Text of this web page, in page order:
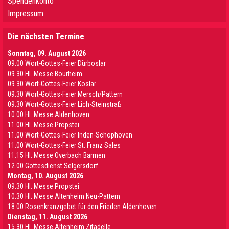
Impressum
Die nächsten Termine
Sonntag, 09. August 2026
09.00 Wort-Gottes-Feier Dürboslar
09.30 HI. Messe Bourheim
09.30 Wort-Gottes-Feier Koslar
09.30 Wort-Gottes-Feier Mersch/Pattern
09.30 Wort-Gottes-Feier Lich-Steinstraß
10.00 Hl. Messe Aldenhoven
11.00 Hl. Messe Propstei
11.00 Wort-Gottes-Feier Inden-Schophoven
11.00 Wort-Gottes-Feier St. Franz Sales
11.15 Hl. Messe Overbach Barmen
12.00 Gottesdienst Selgersdorf
Montag, 10. August 2026
09.30 Hl. Messe Propstei
10.30 Hl. Messe Altenheim Neu-Pattern
18.00 Rosenkranzgebet für den Frieden Aldenhoven
Dienstag, 11. August 2026
15.30 Hl. Messe Altenheim Zitadelle